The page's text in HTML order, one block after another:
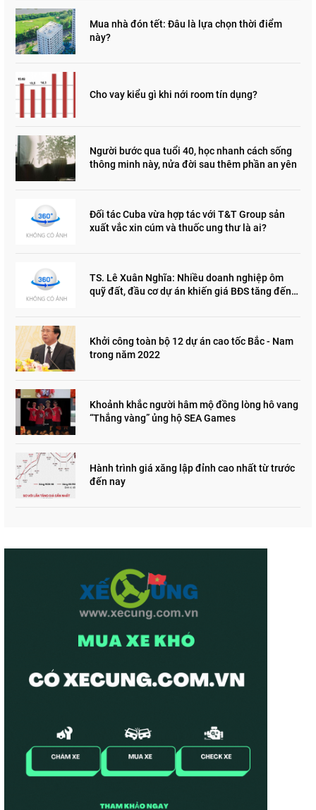
Mua nhà đón tết: Đâu là lựa chọn thời điểm
này?
Cho vay kiểu gì khi nới room tín dụng?
Người bước qua tuổi 40, học nhanh cách sống
thông minh này, nửa đời sau thêm phần an yên
Đối tác Cuba vừa hợp tác với T&T Group sản
xuất vắc xin cúm và thuốc ung thư là ai?
TS. Lê Xuân Nghĩa: Nhiều doanh nghiệp ôm
quỹ đất, đầu cơ dự án khiến giá BĐS tăng đến
Khởi công toàn bộ 12 dự án cao tốc Bắc - Nam
trong năm 2022
Khoảnh khắc người hâm mộ đồng lòng hô vang
“Thắng vàng” ủng hộ SEA Games
Hành trình giá xăng lập đỉnh cao nhất từ trước
đến nay